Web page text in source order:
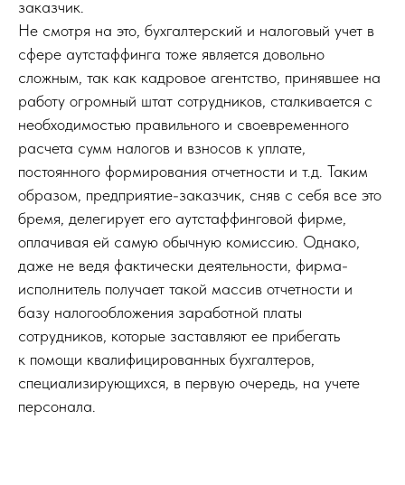
заказчик.
Не смотря на это, бухгалтерский и налоговый учет в
сфере аутстаффинга тоже является довольно
сложным, так как кадровое агентство, принявшее на
работу огромный штат сотрудников, сталкивается с
необходимостью правильного и своевременного
расчета сумм налогов и взносов к уплате,
постоянного формирования отчетности и т.д. Таким
образом, предприятие-заказчик, сняв с себя все это
бремя, делегирует его аутстаффинговой фирме,
оплачивая ей самую обычную комиссию. Однако,
даже не ведя фактически деятельности, фирма-
исполнитель получает такой массив отчетности и
базу налогообложения заработной платы
сотрудников, которые заставляют ее прибегать
к помощи квалифицированных бухгалтеров,
специализирующихся, в первую очередь, на учете
персонала.